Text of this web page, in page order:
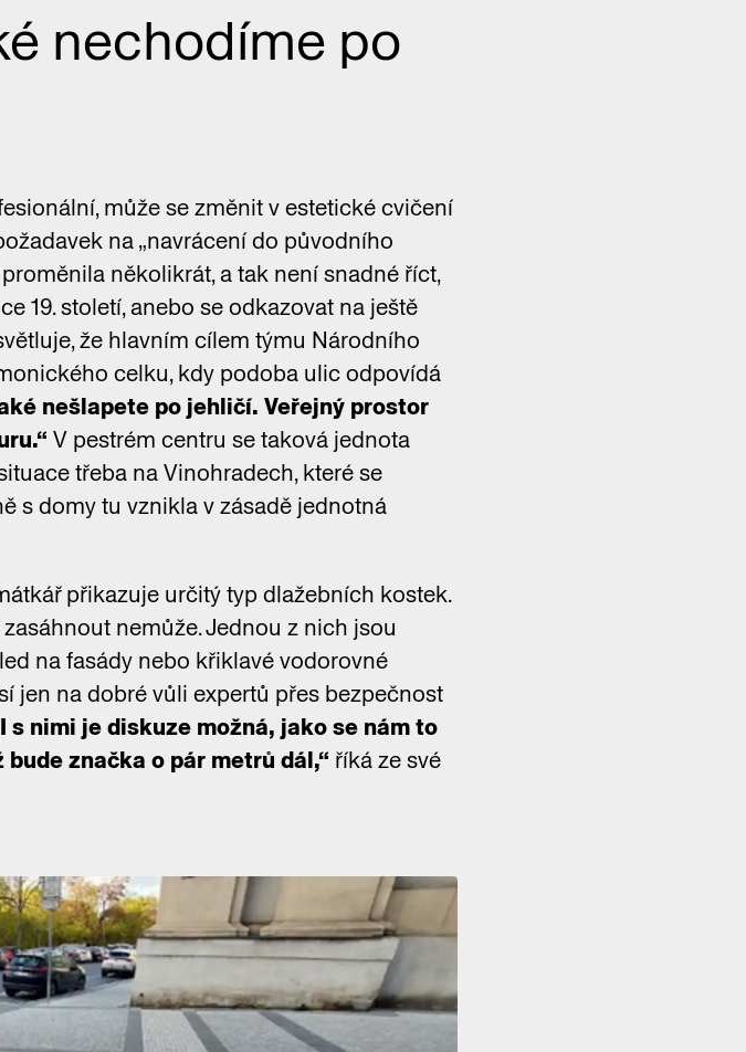
nechodíme po
může se změnit v estetické cvičení
na „navrácení do původního
několikrát, a tak není snadné říct,
19. století, anebo se odkazovat na ještě
že hlavním cílem týmu Národního
celku, kdy podoba ulic odpovídá
nešlapete po jehličí. Veřejný prostor
V pestrém centru se taková jednota
třeba na Vinohradech, které se
s domy tu vznikla v zásadě jednotná
přikazuje určitý typ dlažebních kostek.
nemůže. Jednou z nich jsou
na fasády nebo křiklavé vodorovné
jen na dobré vůli expertů přes bezpečnost
s nimi je diskuze možná, jako se nám to
značka o pár metrů dál,“ říká ze své